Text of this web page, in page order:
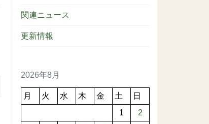
関連ニュース
更新情報
2026年8月
月 火 水 木 金 土
日
1
2